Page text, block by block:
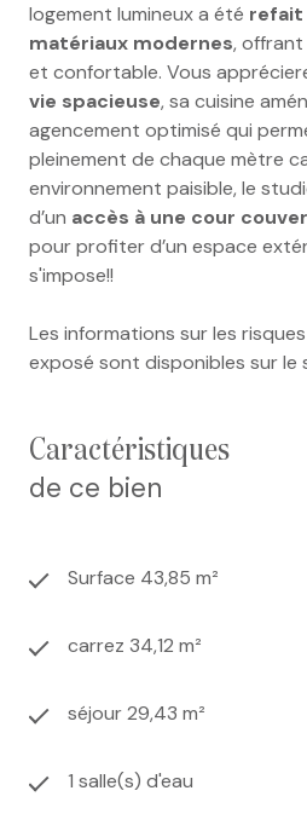
logement lumineux a été refait
matériaux modernes,
et confortable. Vous
vie spacieuse, sa cuisine
agencement optimisé qui
pleinement de chaque mètre
environnement paisible, le
d’un accès à une cour
pour profiter d’un espace
s'impose!!
Les informations sur les
exposé sont disponibles sur le
caractéristiques
de ce bien
Surface 43,85 m²
carrez 34,12 m²
séjour 29,43 m²
1 salle(s) d'eau